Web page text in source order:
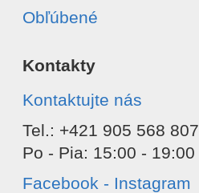
Obľúbené
Kontakty
Kontaktujte nás
Tel.: +421 905 568 807
Po - Pia: 15:00 - 19:00
Facebook - Instagram